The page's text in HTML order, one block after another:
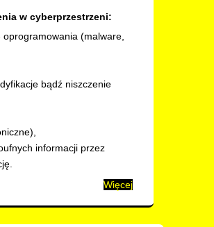
w cyberprzestrzeni:
(malware,
bądź niszczenie
informacji przez
Więcej